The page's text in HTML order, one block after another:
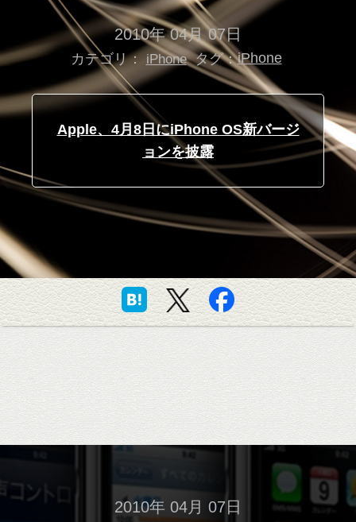
2010年 04月 07日
カテゴリ： iPhone タグ：iPhone
Apple、4月8日にiPhone OS新バージ
ョンを披露
2010年 04月 07日